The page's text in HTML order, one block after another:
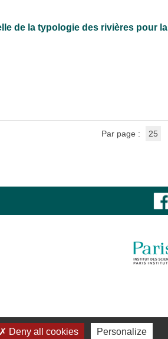
de la typologie des rivières pour la
Par page : 25
Deny all cookies Personalize